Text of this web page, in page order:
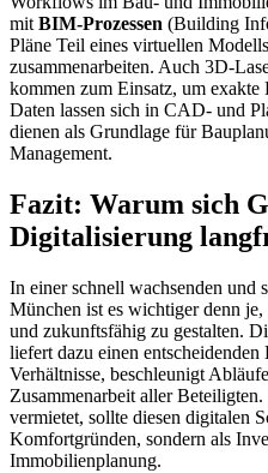
mit BIM-Prozessen (Building
Pläne Teil eines virtuellen
zusammenarbeiten. Auch 3D-
kommen zum Einsatz, um
Daten lassen sich in CAD- und
dienen als Grundlage für
Management.
Fazit: Warum sich
Digitalisierung
In einer schnell wachsenden und
München ist es wichtiger denn
und zukunftsfähig zu gestalten.
liefert dazu einen
Verhältnisse, beschleunigt
Zusammenarbeit aller
vermietet, sollte diesen digitalen
Komfortgründen, sondern als
Immobilienplanung.